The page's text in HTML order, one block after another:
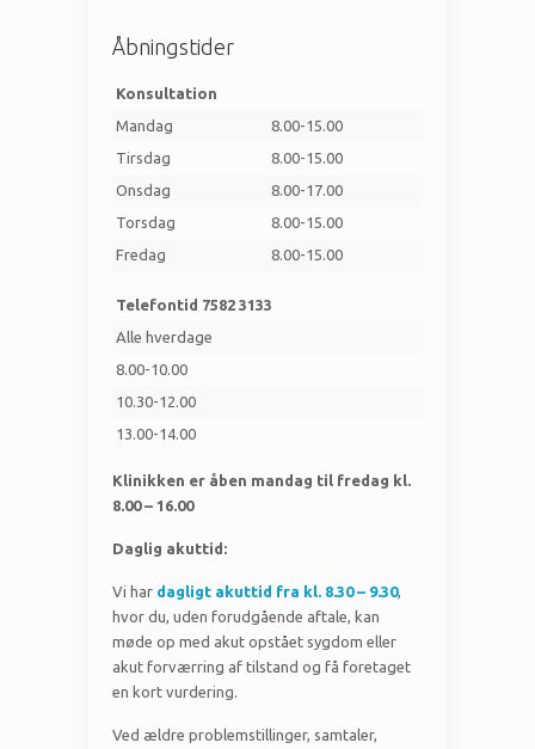
Åbningstider
Konsultation
Mandag
8.00-15.00
Tirsdag
8.00-15.00
Onsdag
8.00-17.00
Torsdag
8.00-15.00
Fredag
8.00-15.00
Telefontid 7582 3133
Alle hverdage
8.00-10.00
10.30-12.00
13.00-14.00
Klinikken er åben mandag til fredag kl.
8.00 – 16.00
Daglig akuttid:
Vi har dagligt akuttid fra kl. 8.30 – 9.30,
hvor du, uden forudgående aftale, kan
møde op med akut opstået sygdom eller
akut forværring af tilstand og få foretaget
en kort vurdering.
Ved ældre problemstillinger, samtaler,